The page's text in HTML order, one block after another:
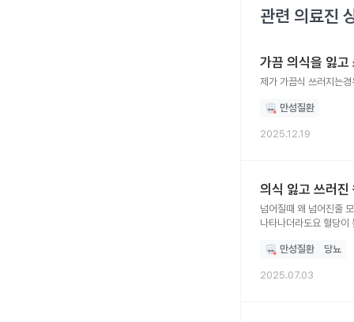
관련 의료진
가끔 의식을 잃
제가 가끔식 쓰러지는
만성질환
2025.12.19
의식 잃고 쓰러
넘어질때 왜 넘어진줄 모르고 멍들고 이빨까지 바닥에 닿아서 쓰러진지 모르고 몇분인지 몇시간인지 일어나보니 통증이 2시간 넘어서
나타나더라도요 혈당이 높고 귀 어지러움 증이 있어서였을가요? 잠시 의식이 없는게 뇌문제 였을까요? 이러다가 사망하는걸까요? 두렵네요
만성질환
당뇨
2025.07.03